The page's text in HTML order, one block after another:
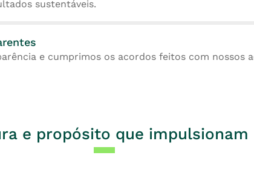
sustentáveis.
e cumprimos os acordos feitos com nossos
e propósito que impulsionam